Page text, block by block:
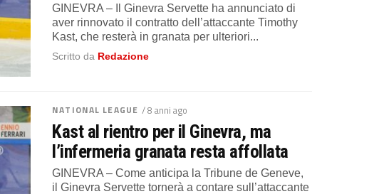
GINEVRA – Il Ginevra Servette ha annunciato di
aver rinnovato il contratto dell’attaccante Timothy
Kast, che resterà in granata per ulteriori...
Scritto da Redazione
NATIONAL LEAGUE / 8 anni ago
Kast al rientro per il Ginevra, ma
l’infermeria granata resta affollata
GINEVRA – Come anticipa la Tribune de Geneve,
il Ginevra Servette tornerà a contare sull’attaccante